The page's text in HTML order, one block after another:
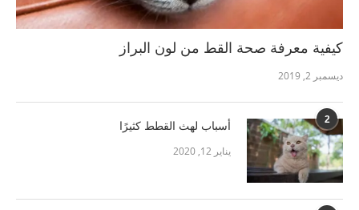
كيفية معرفة صحة القط من لون البراز
ديسمبر 2, 2019
2 أسباب لهث القطط كثيرًا
يناير 12, 2020